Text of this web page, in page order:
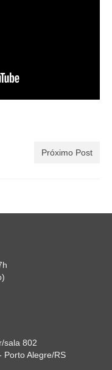
Próximo Post
sala 802
Porto Alegre/RS